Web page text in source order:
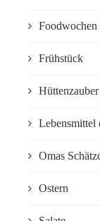
Foodwochen
Frühstück
Hüttenzauber
Lebensmittel
Omas
Ostern